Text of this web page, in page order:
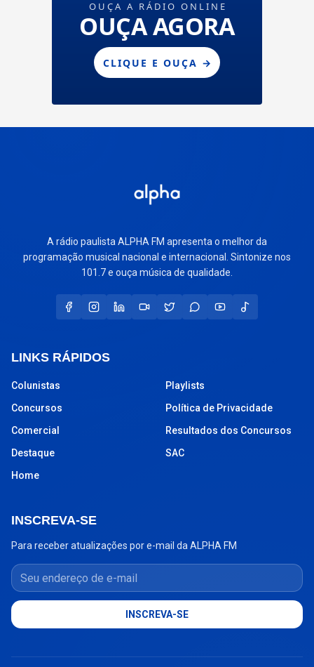
A rádio paulista ALPHA FM apresenta o melhor da
programação musical nacional e internacional. Sintonize nos
101.7 e ouça música de qualidade.
LINKS RÁPIDOS
Colunistas
Concursos
Comercial
Destaque
Home
Playlists
Política de Privacidade
Resultados dos Concursos
SAC
INSCREVA-SE
Para receber atualizações por e-mail da ALPHA FM
Seu endereço de e-mail
INSCREVA-SE